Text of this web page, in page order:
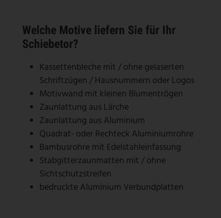
Welche Motive liefern Sie für Ihr
Schiebetor?
Kassettenbleche mit / ohne gelaserten
Schriftzügen / Hausnummern oder Logos
Motivwand mit kleinen Blumentrögen
Zaunlattung aus Lärche
Zaunlattung aus Aluminium
Quadrat- oder Rechteck Aluminiumrohre
Bambusrohre mit Edelstahleinfassung
Stabgitterzaunmatten mit / ohne
Sichtschutzstreifen
bedruckte Aluminium Verbundplatten